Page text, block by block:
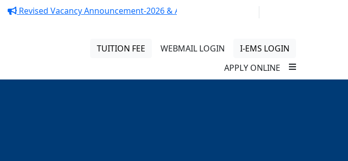
Revised Vacancy Announcement-2026 & Application Form of Jobseekers. Deadline: 20-04-
TUITION FEE WEBMAIL LOGIN
I-EMS LOGIN
APPLY ONLINE